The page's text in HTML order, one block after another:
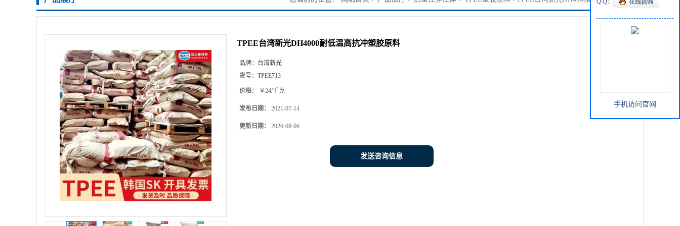
原料
TPEE台湾新光DH4000耐低温高抗冲塑胶原料
品牌： 台湾新光
货号： TPEE713
价格： ￥24/千克
发布日期： 2021-07-14
更新日期： 2026-08-06
发送咨询信息
Q Q：
手机访问官网